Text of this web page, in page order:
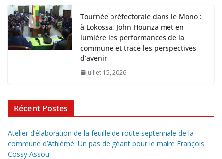
Tournée préfectorale dans le Mono :
à Lokossa, John Hounza met en
lumière les performances de la
commune et trace les perspectives
d’avenir
juillet 15, 2026
Récent Postes
Atelier d’élaboration de la feuille de route septennale de la
commune d’Athiémé: Un pas de géant pour le maire François
Cossy Assou